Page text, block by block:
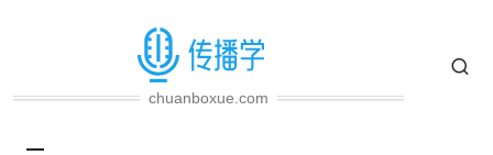
chuanboxue.com